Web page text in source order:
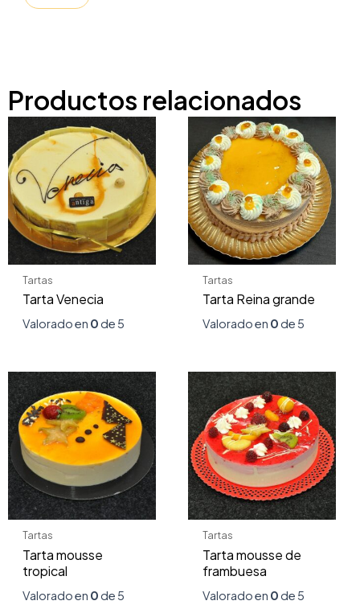
Productos relacionados
Tartas
Tarta Venecia
Valorado en 0de 5
Tartas
Tarta Reina grande
Valorado en 0de 5
Tartas
Tarta mousse
tropical
Valorado en 0de 5
Tartas
Tarta mousse de
frambuesa
Valorado en 0de 5